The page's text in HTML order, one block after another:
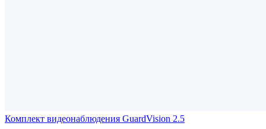
Комплект видеонаблюдения GuardVision 2.5